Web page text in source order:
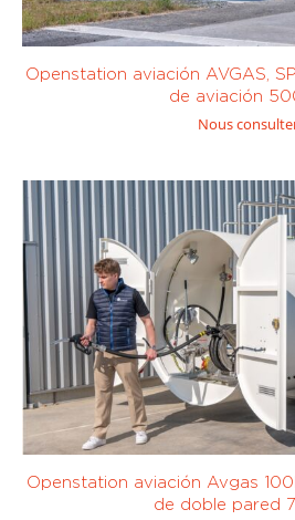
Gasolina
(7)
Sur
De 451 a 1000
Sur
calor
centrífuga (0)
Bomba
eléctrica
centrífuga
(0)
> 400
l/min(0)
<
Openstation aviación AVGAS,
de aviación
Nous
Openstation aviación Avgas
de doble pared